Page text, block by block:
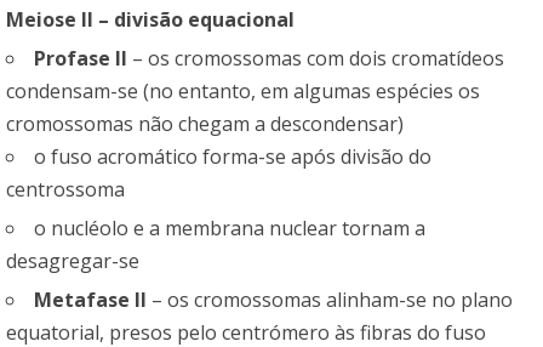
Meiose II – divisão equacional
Profase II – os cromossomas com dois cromatídeos
condensam-se (no entanto, em algumas espécies os
cromossomas não chegam a descondensar)
o fuso acromático forma-se após divisão do
centrossoma
o nucléolo e a membrana nuclear tornam a
desagregar-se
Metafase II – os cromossomas alinham-se no plano
equatorial, presos pelo centrómero às fibras do fuso